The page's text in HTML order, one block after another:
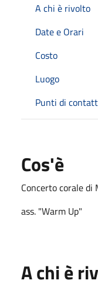
A chi è rivolto
Date e Orari
Costo
Luogo
Punti di
Cos'è
Concerto corale di
ass. "Warm Up"
A chi è